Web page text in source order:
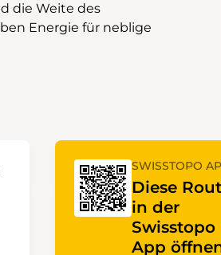
SWISSTOPO
Diese
in der
Swisstopo
App